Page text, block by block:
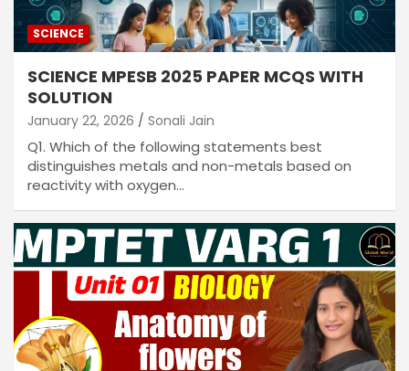
SCIENCE
SCIENCE MPESB 2025 PAPER MCQS WITH
SOLUTION
January 22, 2026 Sonali Jain
Q1. Which of the following statements best
distinguishes metals and non-metals based on
reactivity with oxygen…